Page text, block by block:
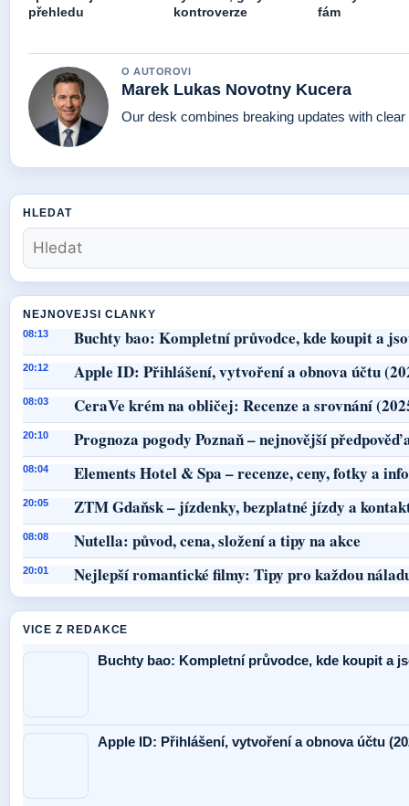
přehledu
kontroverze
fám
O AUTOROVI
Marek Lukas Novotny Kucera
Our desk combines breaking updates with
HLEDAT
NEJNOVEJSI CLANKY
08:13 Buchty bao: Kompletní průvodce, kde koupit a
20:12 Apple ID: Přihlášení, vytvoření a obnova účtu
08:03 CeraVe krém na obličej: Recenze a srovnání
20:10 Prognoza pogody Poznaň – nejnovější předpověď
08:04 Elements Hotel & Spa – recenze, ceny, fotky a
20:05 ZTM Gdaňsk – jízdenky, bezplatné jízdy a
08:08 Nutella: původ, cena, složení a tipy na akce
20:01 Nejlepší romantické filmy: Tipy pro každou
VICE Z REDAKCE
Buchty bao: Kompletní průvodce, kde koupit a
Apple ID: Přihlášení, vytvoření a obnova účtu